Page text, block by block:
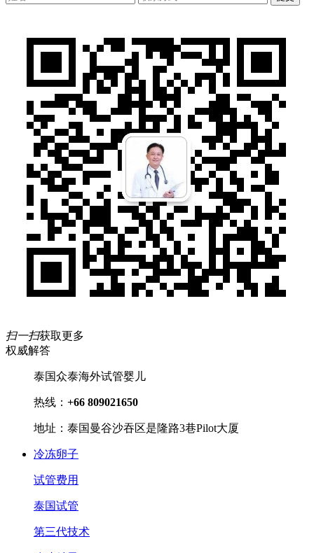
扫一扫获取更多
权威解答
泰国众泰海外试管婴儿
热线： +66 809021650
地址：泰国曼谷沙吞区是隆路3巷Pilot大厦
冷冻卵子
试管费用
泰国试管
第三代技术